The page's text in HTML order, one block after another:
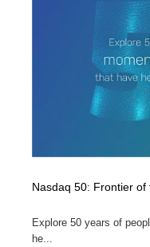
Nasdaq 50: Frontier of
Explore 50 years of
he...